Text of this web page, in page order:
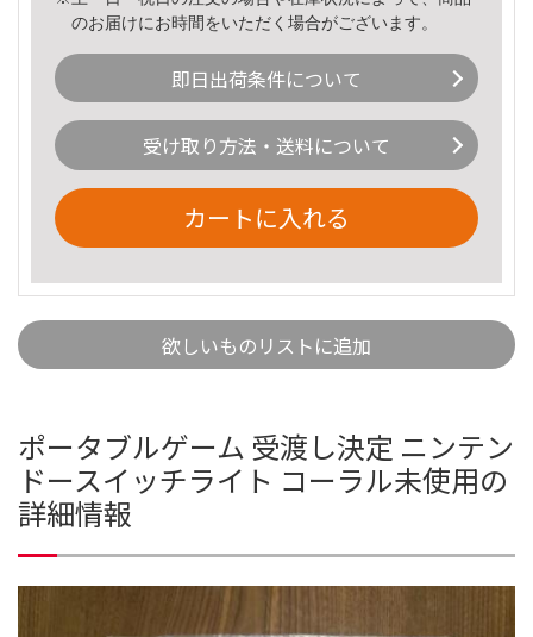
のお届けにお時間をいただく場合がございます。
即日出荷条件について
受け取り方法・送料について
カートに入れる
欲しいものリストに追加
ポータブルゲーム 受渡し決定 ニンテン
ドースイッチライト コーラル未使用の
詳細情報